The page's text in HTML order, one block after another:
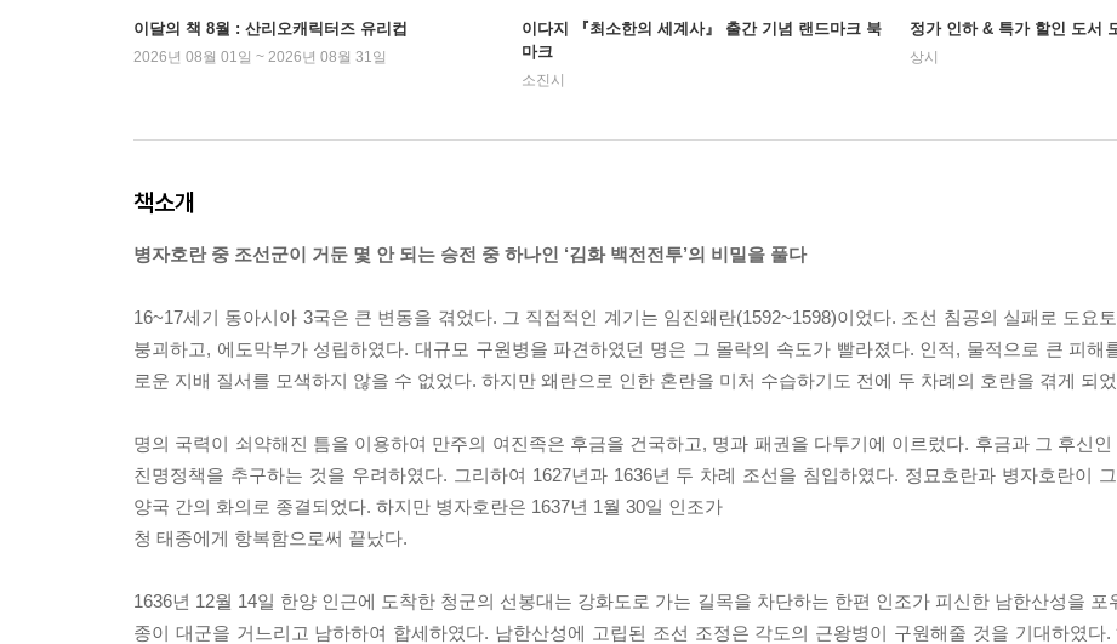
이달의 책 8월 : 산리오캐릭터즈 유리컵
2026년 08월 01일 ~ 2026년 08월 31일
이다지 『최소한의 세계사』 출간 기념 랜드마크 북
마크
소진시
정가 인하 & 특가 할인 도서
상시
책소개
병자호란 중 조선군이 거둔 몇 안 되는 승전 중 하나인 ‘김화 백전전투’의 비밀을 풀다
16~17세기 동아시아 3국은 큰 변동을 겪었다. 그 직접적인 계기는 임진왜란(1592~1598)이었다. 조선 침공의 실패로 도요
붕괴하고, 에도막부가 성립하였다. 대규모 구원병을 파견하였던 명은 그 몰락의 속도가 빨라졌다. 인적, 물적으로 큰 피해
로운 지배 질서를 모색하지 않을 수 없었다. 하지만 왜란으로 인한 혼란을 미처 수습하기도 전에 두 차례의 호란을 겪게 되
명의 국력이 쇠약해진 틈을 이용하여 만주의 여진족은 후금을 건국하고, 명과 패권을 다투기에 이르렀다. 후금과 그 후신
친명정책을 추구하는 것을 우려하였다. 그리하여 1627년과 1636년 두 차례 조선을 침입하였다. 정묘호란과 병자호란이
양국 간의 화의로 종결되었다. 하지만 병자호란은 1637년 1월 30일 인조가
청 태종에게 항복함으로써 끝났다.
1636년 12월 14일 한양 인근에 도착한 청군의 선봉대는 강화도로 가는 길목을 차단하는 한편 인조가 피신한 남한산성을 포
종이 대군을 거느리고 남하하여 합세하였다. 남한산성에 고립된 조선 조정은 각도의 근왕병이 구원해줄 것을 기대하였다